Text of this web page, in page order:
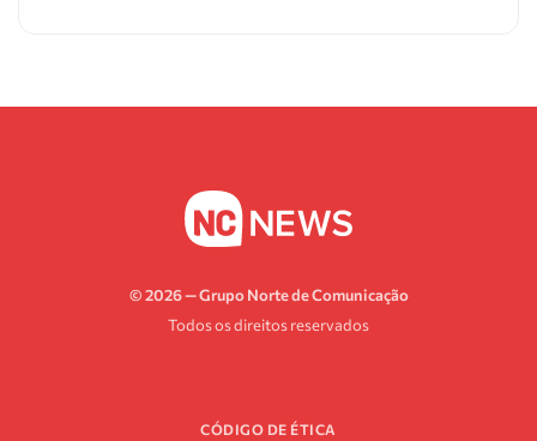
© 2026 — Grupo Norte de Comunicação
Todos os direitos reservados
CÓDIGO DE ÉTICA